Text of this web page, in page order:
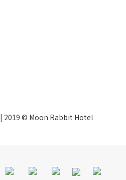
| 2019 © Moon Rabbit Hotel